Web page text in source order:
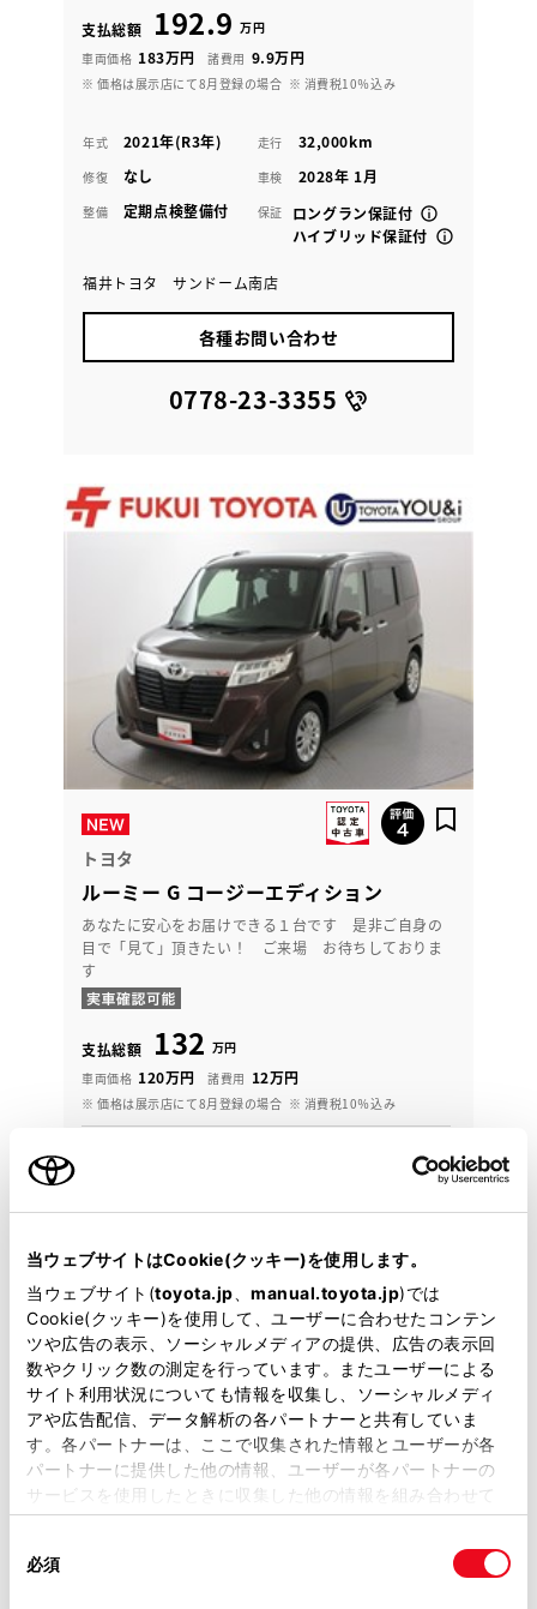
当ウェブサイトはCookie(クッキー)を使用します。
当ウェブサイト(toyota.jp manual.toyota.jp)では
Cookie(クッキー)を使用して、ユーザーに合わせたコンテン
ツや広告の表示、ソーシャルメディアの提供、広告の表示回
数やクリック数の測定を行っています。またユーザーによる
サイト利用状況についても情報を収集し、ソーシャルメディ
アや広告配信、データ解析の各パートナーと共有していま
す。各パートナーは、ここで収集された情報とユーザーが各
パートナーに提供した他の情報、ユーザーが各パートナーの
サービスを使用したときに収集した他の情報を組み合わせて
使用することがあります。当ウェブサイトの使用を続行する
必須
支払総額 192.9 万円
車両価格 183万円 諸費用 9.9万円
※ 価格は展示店にて8月登録の場合 ※ 消費税10％込み
年式 2021年(R3年) 走行 32,000km
修復 なし 車検 2028年 1月
整備 定期点検整備付 保証
ロングラン保証付
ハイブリッド保証付
福井トヨタ サンドーム南店
各種お問い合わせ
0778-23-3355
トヨタ
ルーミー G コージーエディション
あなたに安心をお届けできる１台です 是非ご自身の
目で「見て」頂きたい！ ご来場 お待ちしておりま
す
支払総額 132 万円
車両価格 120万円 諸費用 12万円
※ 価格は展示店にて8月登録の場合 ※ 消費税10％込み
修復 なし 車検 車検整備付
整備 定期点検整備付 保証 ロングラン保証付
福井トヨタ 本店
各種お問い合わせ
0776-38-0024